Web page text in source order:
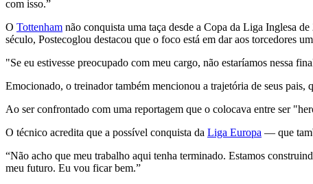
com isso.”
O Tottenham não conquista uma taça desde a Copa da Liga Inglesa de
século, Postecoglou destacou que o foco está em daraos torcedores
"Se eu estivesse preocupado com meu cargo, não estaríamos nessa
Emocionado, o treinadortambém mencionou a trajetória de seus pais,
Ao serconfrontado com uma reportagem que o colocava entre ser "
O técnico acredita que a possível conquista da Liga Europa — que
“Não acho que meu trabalho aqui tenha terminado. Estamos
meu futuro. Eu vou ficarbem.”